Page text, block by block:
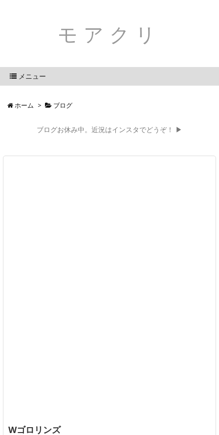
モアクリ
メニュー
ホーム > ブログ
ブログお休み中。近況はインスタでどうぞ！ ▶
Wゴロリンズ